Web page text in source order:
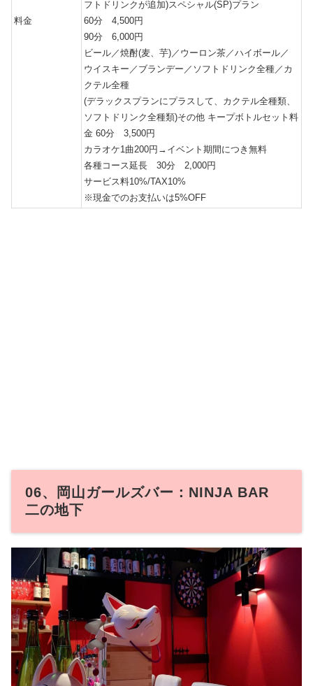
料金
フトドリンクが追加)スペシャル(SP)プラン
60分 4,500円
90分 6,000円
ビール／焼酎(麦、芋)／ウーロン茶／ハイボール／
ウイスキー／ブランデー／ソフトドリンク全種／カ
クテル全種
(デラックスプランにプラスして、カクテル全種類、
ソフトドリンク全種類)その他 キープボトルセット料
金 60分 3,500円
カラオケ1曲200円→イベント期間につき無料
各種コース延長 30分 2,000円
サービス料10%/TAX10%
※現金でのお支払いは5%OFF
06、岡山ガールズバー：NINJA BAR
二の地下